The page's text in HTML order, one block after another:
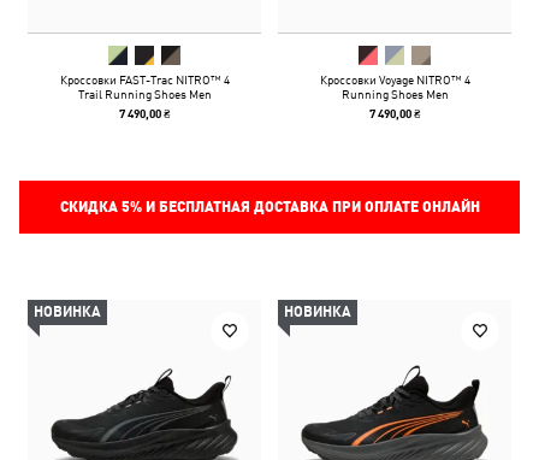
Кроссовки FAST-Trac NITRO™ 4
Trail Running Shoes Men
7 490,00 ₴
Кроссовки Voyage NITRO™ 4
Running Shoes Men
7 490,00 ₴
СКИДКА 5%И БЕСПЛАТНАЯ ДОСТАВКА ПРИ ОПЛАТЕ ОНЛАЙН
НОВИНКА НОВИНКА